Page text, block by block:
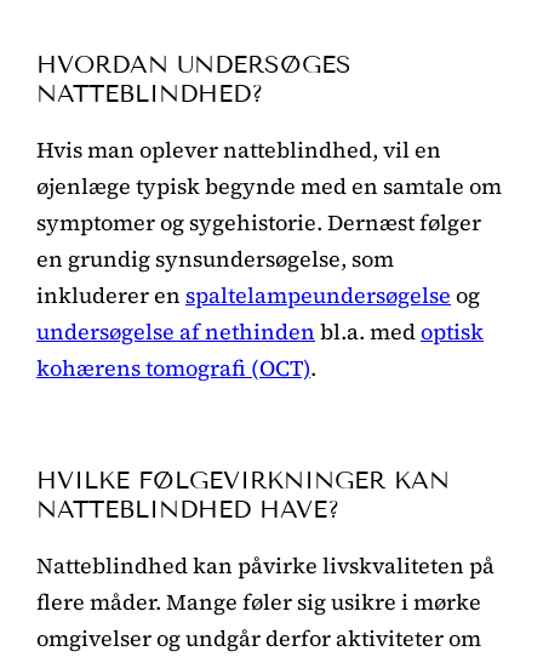
HVORDAN UNDERSØGES
NATTEBLINDHED?
Hvis man oplever natteblindhed, vil en
øjenlæge typisk begynde med en samtale om
symptomer og sygehistorie. Dernæst følger
en grundig synsundersøgelse, som
inkluderer en spaltelampeundersøgelse og
undersøgelse af nethinden bl.a. medoptisk
kohærens tomografi (OCT).
HVILKE FØLGEVIRKNINGER KAN
NATTEBLINDHED HAVE?
Natteblindhed kan påvirke livskvaliteten på
flere måder. Mange føler sig usikre i mørke
omgivelser og undgår derfor aktiviteter om